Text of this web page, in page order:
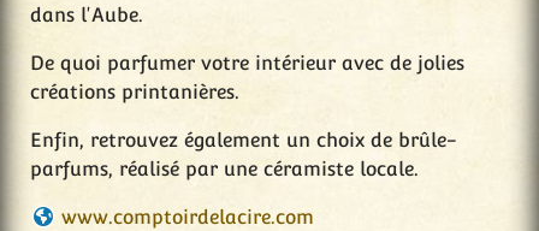
dans l'Aube.
De quoi parfumer votre intérieur avec de jolies
créations printanières.
Enfin, retrouvez également un choix de brûle-
parfums, réalisé par une céramiste locale.
www.comptoirdelacire.com